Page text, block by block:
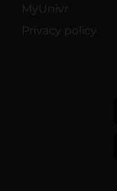
MyUnivr
Privacy policy